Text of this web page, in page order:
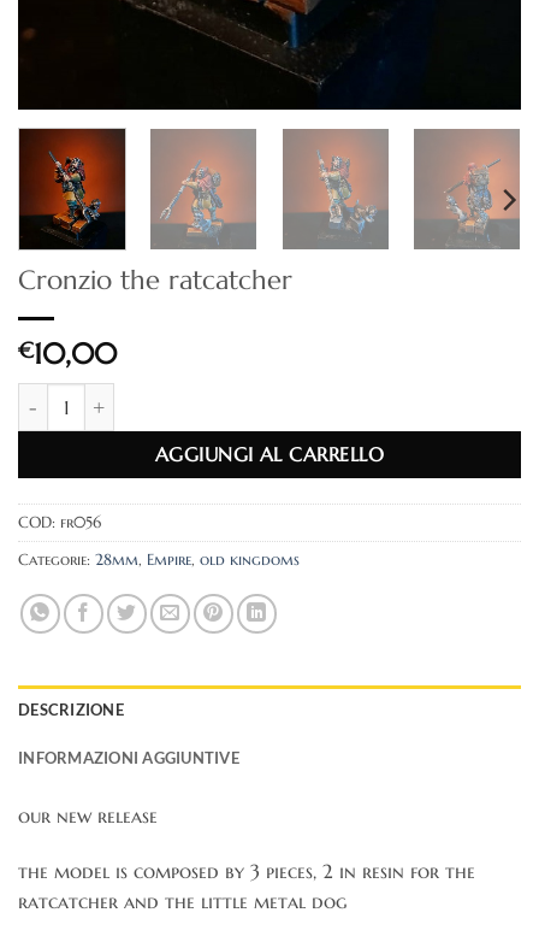
Cronzio the ratcatcher
€10,00
AGGIUNGI AL CARRELLO
COD: fr056
Categorie: 28mm, Empire, old kingdoms
DESCRIZIONE
INFORMAZIONI AGGIUNTIVE
our new release
the model is composed by 3 pieces, 2 in resin for the
ratcatcher and the little metal dog